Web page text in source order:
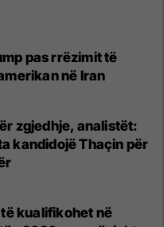
pas rrëzimit të
në Iran
zgjedhje, analistët:
kandidojë Thaçin për
kualifikohet në